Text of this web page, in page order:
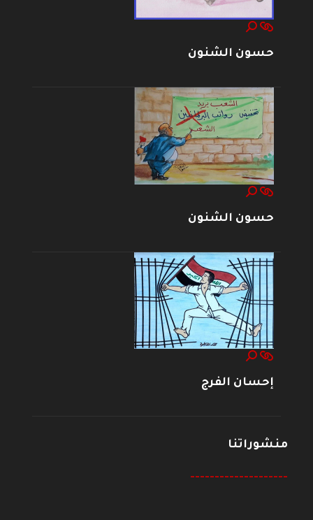
حسون الشنون
حسون الشنون
إحسان الفرج
منشوراتنا
--------------------